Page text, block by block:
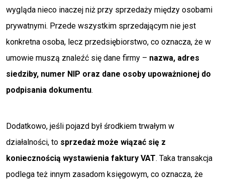
wygląda nieco inaczej niż przy sprzedaży między osobami
prywatnymi. Przede wszystkim sprzedającym nie jest
konkretna osoba, lecz przedsiębiorstwo, co oznacza, że w
umowie muszą znaleźć się dane firmy – nazwa, adres
siedziby, numer NIP oraz dane osoby upoważnionej do
podpisania dokumentu.
Dodatkowo, jeśli pojazd był środkiem trwałym w
działalności, to sprzedaż może wiązać się z
koniecznością wystawienia faktury VAT. Taka transakcja
podlega też innym zasadom księgowym, co oznacza, że